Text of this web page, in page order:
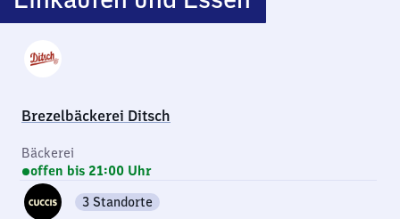
Brezelbäckerei Ditsch
Bäckerei
offen bis 21:00 Uhr
3 Standorte